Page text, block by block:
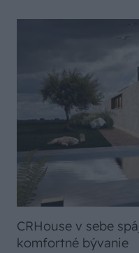
CRHouse v sebe
komfortné bývanie